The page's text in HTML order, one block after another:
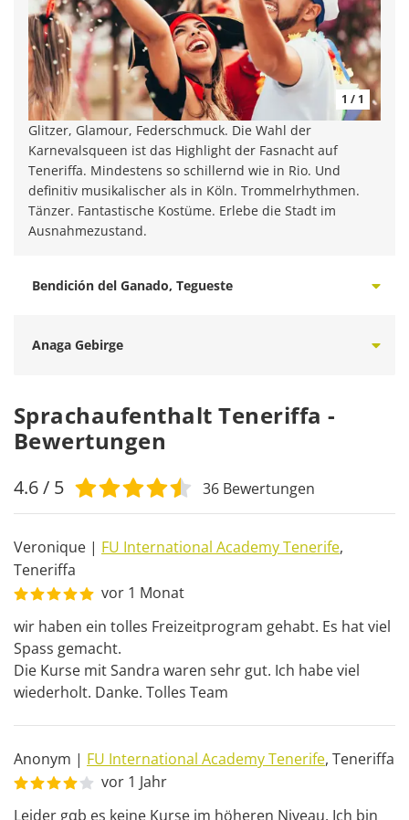
1 / 1
Glitzer, Glamour, Federschmuck. Die Wahl der
Karnevalsqueen ist das Highlight der Fasnacht auf
Teneriffa. Mindestens so schillernd wie in Rio. Und
definitiv musikalischer als in Köln. Trommelrhythmen.
Tänzer. Fantastische Kostüme. Erlebe die Stadt im
Ausnahmezustand.
Bendición del Ganado, Tegueste
Anaga Gebirge
Sprachaufenthalt Teneriffa -
Bewertungen
4.6/ 5 36 Bewertungen
Veronique | FU International Academy Tenerife,
Teneriffa
vor 1 Monat
wir haben ein tolles Freizeitprogram gehabt. Es hat viel
Spass gemacht.
Die Kurse mit Sandra waren sehr gut. Ich habe viel
wiederholt. Danke. Tolles Team
Anonym | FU International Academy Tenerife, Teneriffa
vor 1 Jahr
Leider gαb es keine Kurse im höheren Niveau. Ich bin